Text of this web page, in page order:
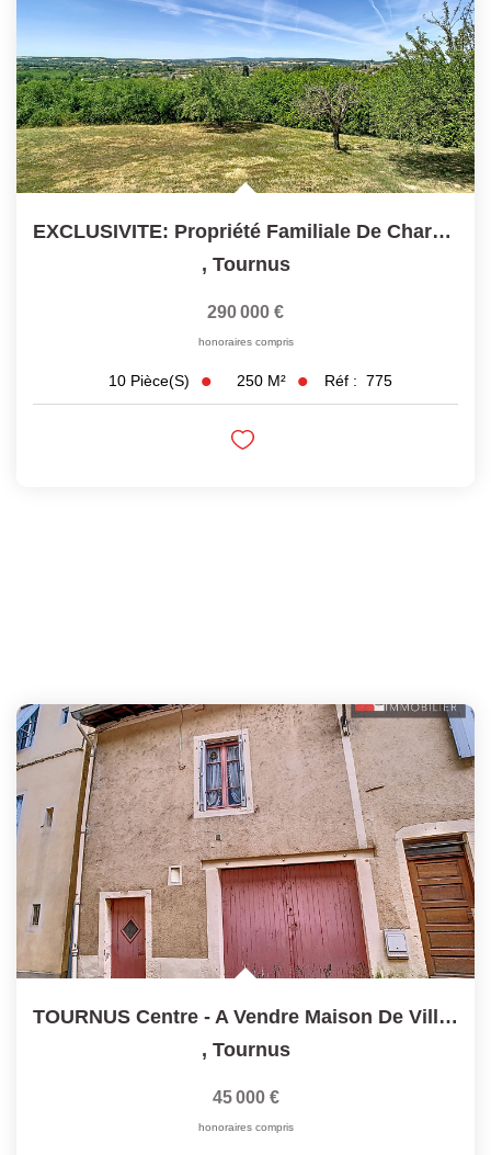
EXCLUSIVITE: Propriété Familiale De Charme À LACROST
, Tournus
290 000 €
honoraires compris
10 Pièce(s) 250 M² Réf : 775
TOURNUS Centre - A Vendre Maison De Ville Avec Fort...
, Tournus
45 000 €
honoraires compris